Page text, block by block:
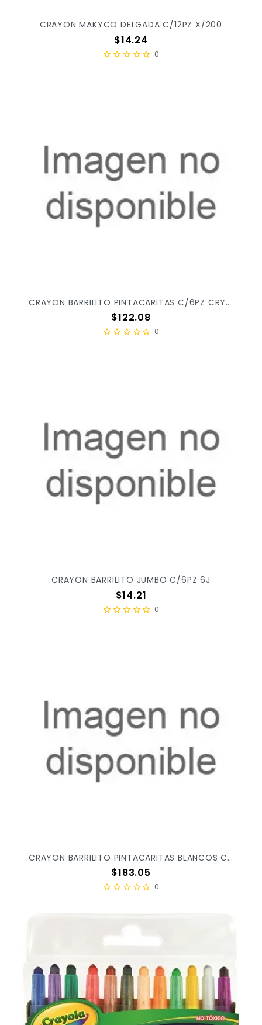
CRAYON MAKYCO DELGADA C/12PZ X/200
Precio
$14.24
0
CRAYON BARRILITO PINTACARITAS C/6PZ CRY6 X/12
Precio
$122.08
0
CRAYON BARRILITO JUMBO C/6PZ 6J
Precio
$14.21
0
CRAYON BARRILITO PINTACARITAS BLANCOS C/9PZ BASE9 X/12
Precio
$183.05
0